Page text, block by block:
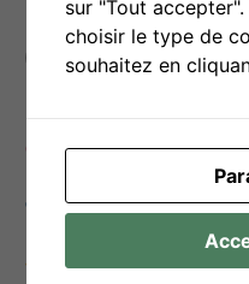
Objectif(s)
Améliorer la
Faciliter l’expression
Permettre le
sur "Tout
choisir le type de
souhaitez en